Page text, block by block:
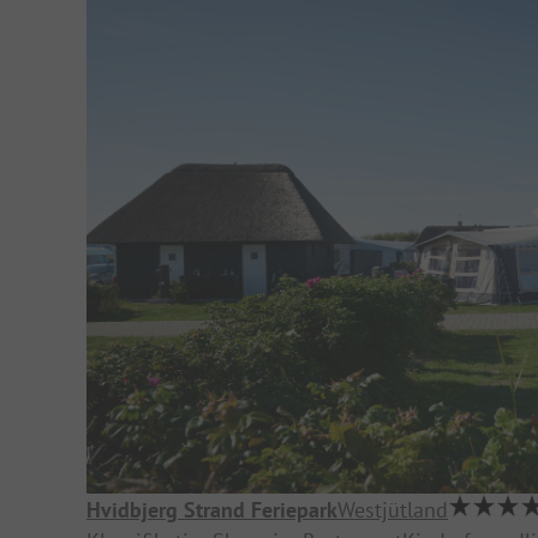
Hvidbjerg Strand FerieparkWestjütland